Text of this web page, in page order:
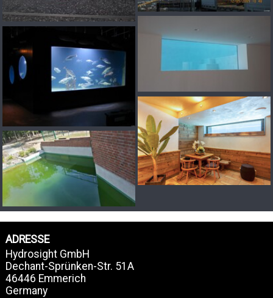
ADRESSE
Hydrosight GmbH
Dechant-Sprünken-Str. 51A
46446 Emmerich
Germany